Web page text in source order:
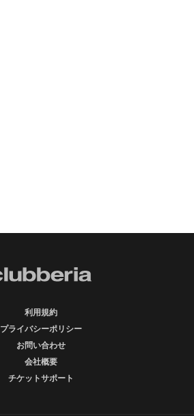
利用規約
プライバシーポリシー
お問い合わせ
会社概要
チケットサポート